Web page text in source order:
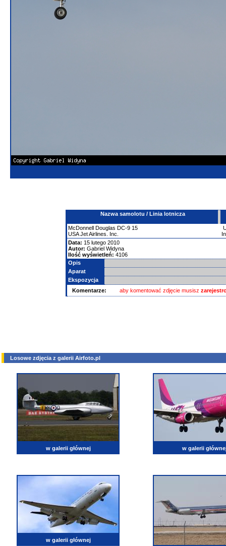
Nazwa samolotu / Linia lotnicza
McDonnell Douglas DC-9 15
USA Jet Airlines. Inc.
Data: 15 lutego 2010
Autor: Gabriel Widyna
Ilość wyświetleń: 4106
Opis
Aparat
Ekspozycja
Komentarze:
aby komentować zdjęcie musisz
Losowe zdjęcia z galerii Airfoto.pl
w galerii głównej w galerii
w galerii głównej